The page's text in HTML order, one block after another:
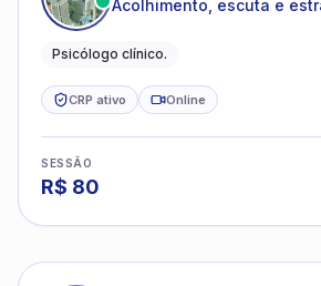
Acolhimento, escuta e
Psicólogo clínico.
CRP ativo Online
SESSÃO
R$ 80